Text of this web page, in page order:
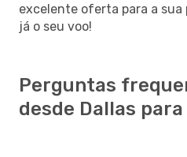
excelente oferta para a sua
já o seu voo!
Perguntas
desde Dallas